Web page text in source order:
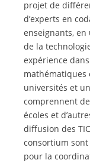
projet de
d’experts en
enseignants,
de la
expérience
mathématiques
universités et
comprennent
écoles et
diffusion des
consortium
pour la